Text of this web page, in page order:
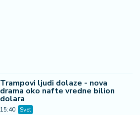
Trampovi ljudi dolaze - nova
drama oko nafte vredne bilion
dolara
15:40 Svet